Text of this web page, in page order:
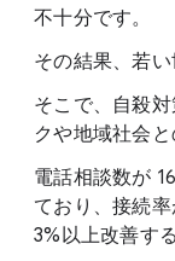
不十分です。
その結果、若い
そこで、自殺
クや地域社会
電話相談数が
ており、接続
3%以上改善す